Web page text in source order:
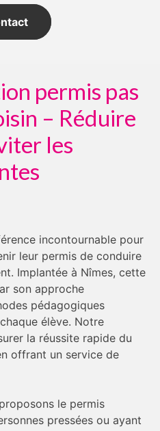
permis pas
– Réduire
les
incontournable pour
leur permis de conduire
Implantée à Nîmes, cette
son approche
pédagogiques
élève. Notre
la réussite rapide du
offrant un service de
le permis
pressées ou ayant